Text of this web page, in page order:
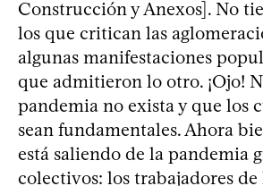
Construcción y Anexos]. No
los que critican las
algunas manifestaciones
que admitieron lo otro. ¡Ojo!
pandemia no exista y que los
sean fundamentales. Ahora
está saliendo de la pandemia
colectivos: los trabajadores de